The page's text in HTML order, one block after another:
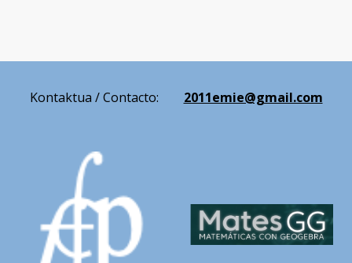
Kontaktua / Contacto: 2011emie@gmail.com